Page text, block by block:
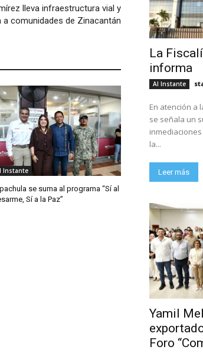
lleva infraestructura vial y
a comunidades de Zinacantán
Instante
se suma al programa “Sí al
Sí a la Paz”
La
informa
Al Instante
En atención a
se señala un
la...
Leer más
Yamil
Foro